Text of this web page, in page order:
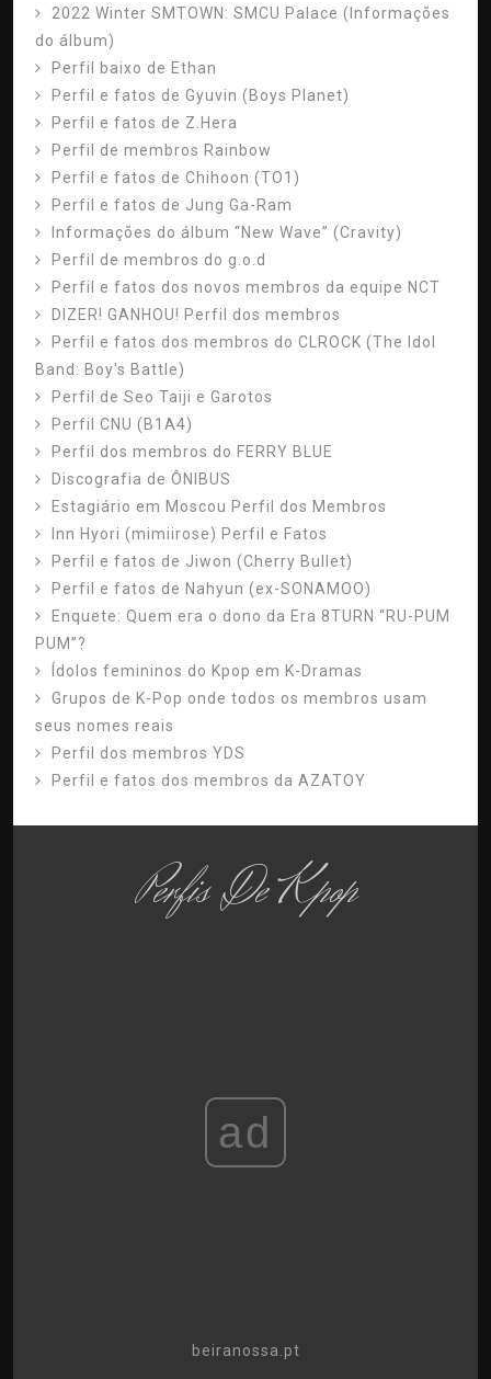
2022 Winter SMTOWN: SMCU Palace (Informações
do álbum)
Perfil baixo de Ethan
Perfil e fatos de Gyuvin (Boys Planet)
Perfil e fatos de Z.Hera
Perfil de membros Rainbow
Perfil e fatos de Chihoon (TO1)
Perfil e fatos de Jung Ga-Ram
Informações do álbum “New Wave” (Cravity)
Perfil de membros do g.o.d
Perfil e fatos dos novos membros da equipe NCT
DIZER! GANHOU! Perfil dos membros
Perfil e fatos dos membros do CLROCK (The Idol
Band: Boy's Battle)
Perfil de Seo Taiji e Garotos
Perfil CNU (B1A4)
Perfil dos membros do FERRY BLUE
Discografia de ÔNIBUS
Estagiário em Moscou Perfil dos Membros
Inn Hyori (mimiirose) Perfil e Fatos
Perfil e fatos de Jiwon (Cherry Bullet)
Perfil e fatos de Nahyun (ex-SONAMOO)
Enquete: Quem era o dono da Era 8TURN “RU-PUM
PUM”?
Ídolos femininos do Kpop em K-Dramas
Grupos de K-Pop onde todos os membros usam
seus nomes reais
Perfil dos membros YDS
Perfil e fatos dos membros da AZATOY
Perfis De Kpop
ad
beiranossa.pt